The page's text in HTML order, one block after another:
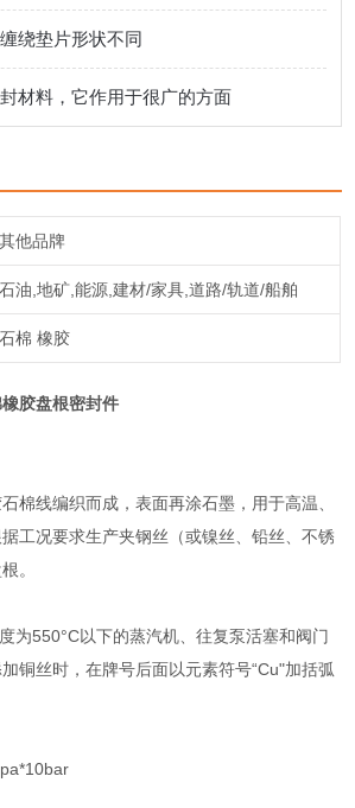
绕垫片形状不同
材料，它作用于很广的方面
其他品牌
石油,地矿,能源,建材/家具,道路/轨道/船舶
石棉 橡胶
胶盘根密封件
棉线编织而成，表面再涂石墨，用于高温、
工况要求生产夹钢丝（或镍丝、铅丝、不锈
。
为550°C以下的蒸汽机、往复泵活塞和阀门
铜丝时，在牌号后面以元素符号“Cu"加括弧